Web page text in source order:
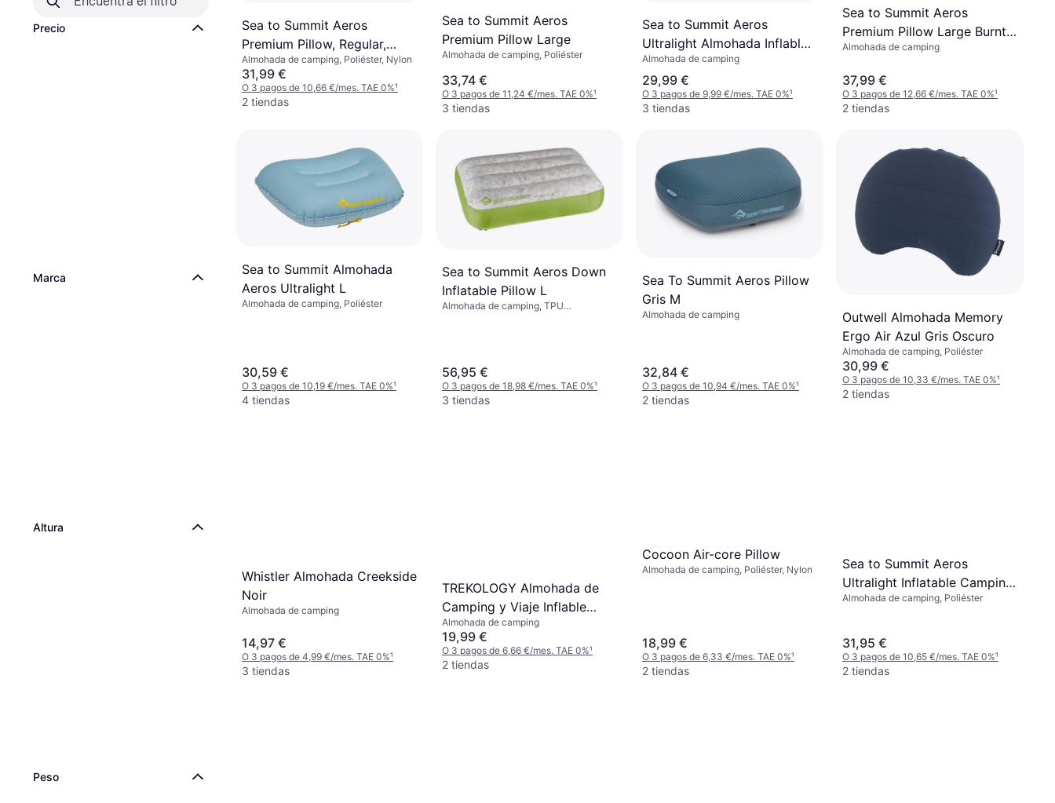
Precio
Marca
Altura
Peso
Sea to Summit Aeros
Premium Pillow, Regular,
Purple
Almohada de camping, Poliéster, Nylon
31,99 €
O 3 pagos de 10,66 €/mes. TAE 0%¹
2 tiendas
Sea to Summit Aeros
Premium Pillow Large
Almohada de camping, Poliéster
33,74 €
O 3 pagos de 11,24 €/mes. TAE 0%¹
3 tiendas
Sea to Summit Aeros
Ultralight Almohada Inflable
Regular Beluga
Almohada de camping
29,99 €
O 3 pagos de 9,99 €/mes. TAE 0%¹
3 tiendas
Sea to Summit Aeros
Premium Pillow Large Burnt
Olive
Almohada de camping
37,99 €
O 3 pagos de 12,66 €/mes. TAE 0%¹
2 tiendas
Sea to Summit Almohada
Aeros Ultralight L
Almohada de camping, Poliéster
30,59 €
O 3 pagos de 10,19 €/mes. TAE 0%¹
4 tiendas
Sea to Summit Aeros Down
Inflatable Pillow L
Almohada de camping, TPU
56,95 €
O 3 pagos de 18,98 €/mes. TAE 0%¹
3 tiendas
Sea To Summit Aeros Pillow
Gris M
Almohada de camping
32,84 €
O 3 pagos de 10,94 €/mes. TAE 0%¹
2 tiendas
Outwell Almohada Memory
Ergo Air Azul Gris Oscuro
Almohada de camping, Poliéster
30,99 €
O 3 pagos de 10,33 €/mes. TAE 0%¹
2 tiendas
Whistler Almohada Creekside
Noir
Almohada de camping
14,97 €
O 3 pagos de 4,99 €/mes. TAE 0%¹
3 tiendas
TREKOLOGY Almohada de
Camping y Viaje Inflable
Ultraligera Aluft 2.0
Almohada de camping
19,99 €
O 3 pagos de 6,66 €/mes. TAE 0%¹
2 tiendas
Cocoon Air-core Pillow
Almohada de camping, Poliéster, Nylon
18,99 €
O 3 pagos de 6,33 €/mes. TAE 0%¹
2 tiendas
Sea to Summit Aeros
Ultralight Inflatable Camping
and Travel Pillow
Almohada de camping, Poliéster
31,95 €
O 3 pagos de 10,65 €/mes. TAE 0%¹
2 tiendas